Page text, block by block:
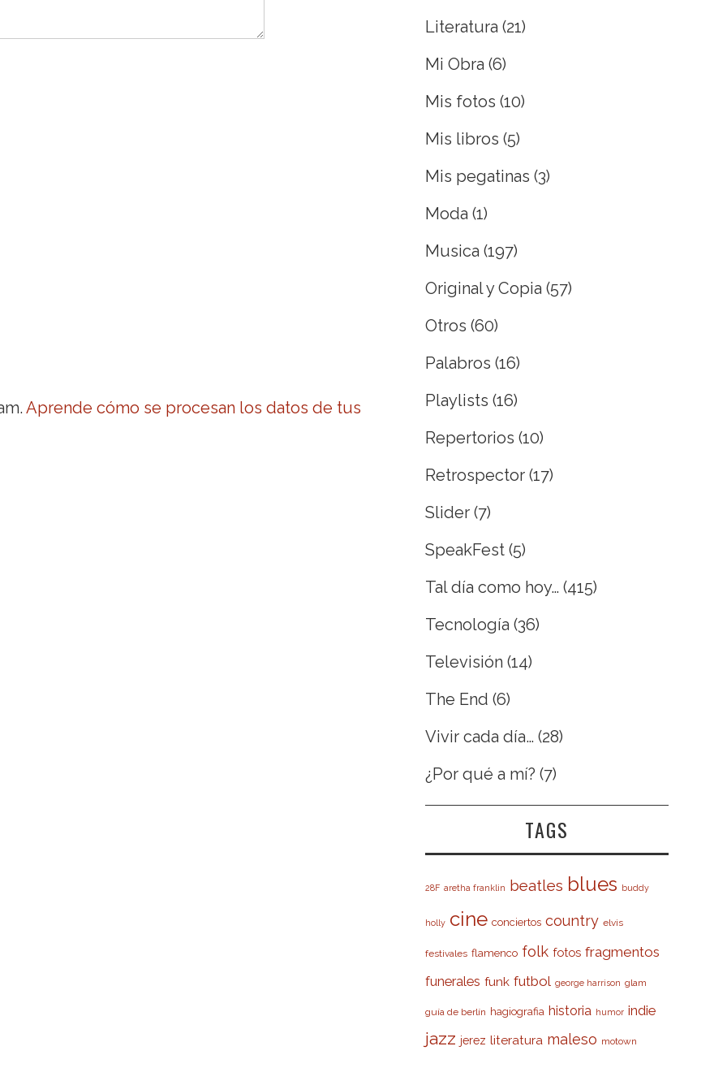
Aprende cómo se procesan los datos de tus
Literatura (21)
Mi Obra (6)
Mis fotos (10)
Mis libros (5)
Mis pegatinas (3)
Moda (1)
Musica (197)
Original y Copia (57)
Otros (60)
Palabros (16)
Playlists (16)
Repertorios (10)
Retrospector (17)
Slider (7)
SpeakFest (5)
Tal día como hoy… (415)
Tecnología (36)
Televisión (14)
The End (6)
Vivir cada día… (28)
¿Por qué a mí? (7)
TAGS
28F aretha franklin beatles blues buddy
holly cine conciertos country elvis
festivales flamenco folk fotos fragmentos
funerales funk futbol george harrison glam
guía de berlín hagiografia historia humor indie
jazz jerez literatura maleso motown